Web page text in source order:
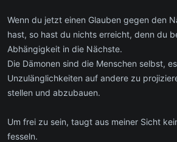
Wenn du jetzt einen Glauben gegen den
hast, so hast du nichts erreicht, denn du
Abhängigkeit in die Nächste.
Die Dämonen sind die Menschen selbst,
Unzulänglichkeiten auf andere zu
stellen und abzubauen.
Um frei zu sein, taugt aus meiner Sicht
fesseln.